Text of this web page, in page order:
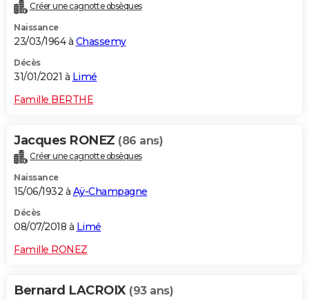
Créer une cagnotte obsèques
Naissance
23/03/1964 à Chassemy
Décès
31/01/2021 à Limé
Famille BERTHE
Jacques RONEZ (86 ans)
Créer une cagnotte obsèques
Naissance
15/06/1932 à Aÿ-Champagne
Décès
08/07/2018 à Limé
Famille RONEZ
Bernard LACROIX (93 ans)